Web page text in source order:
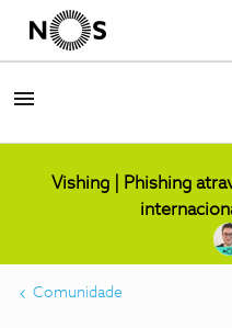
Vishing | Phishing
Comunidade